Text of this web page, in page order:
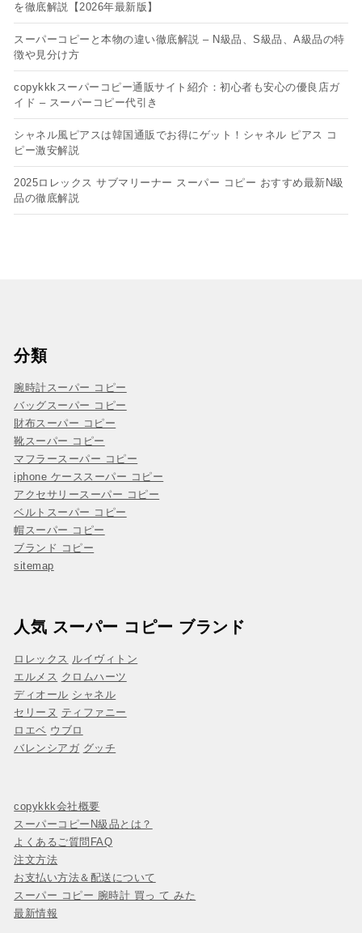
を徹底解説【2026年最新版】
スーパーコピーと本物の違い徹底解説 – N級品、S級品、A級品の特
徴や見分け方
copykkkスーパーコピー通販サイト紹介：初心者も安心の優良店ガ
イド – スーパーコピー代引き
シャネル風ピアスは韓国通販でお得にゲット！シャネル ピアス コ
ピー​激安解説
2025ロレックス サブマリーナー スーパー コピー おすすめ最新N級
品の徹底解説
分類
腕時計スーパー コピー
バッグスーパー コピー
財布スーパー コピー
靴スーパー コピー
マフラースーパー コピー
iphone ケーススーパー コピー
アクセサリースーパー コピー
ベルトスーパー コピー
帽スーパー コピー
ブランド コピー
sitemap
人気 スーパー コピー ブランド
ロレックス ルイヴィトン
エルメス クロムハーツ
ディオール シャネル
セリーヌ ティファニー
ロエベ ウブロ
バレンシアガ グッチ
copykkk会社概要
スーパーコピーN級品とは？
よくあるご質問FAQ
注文方法
お支払い方法＆配送について
スーパー コピー 腕時計 買っ て みた
最新情報